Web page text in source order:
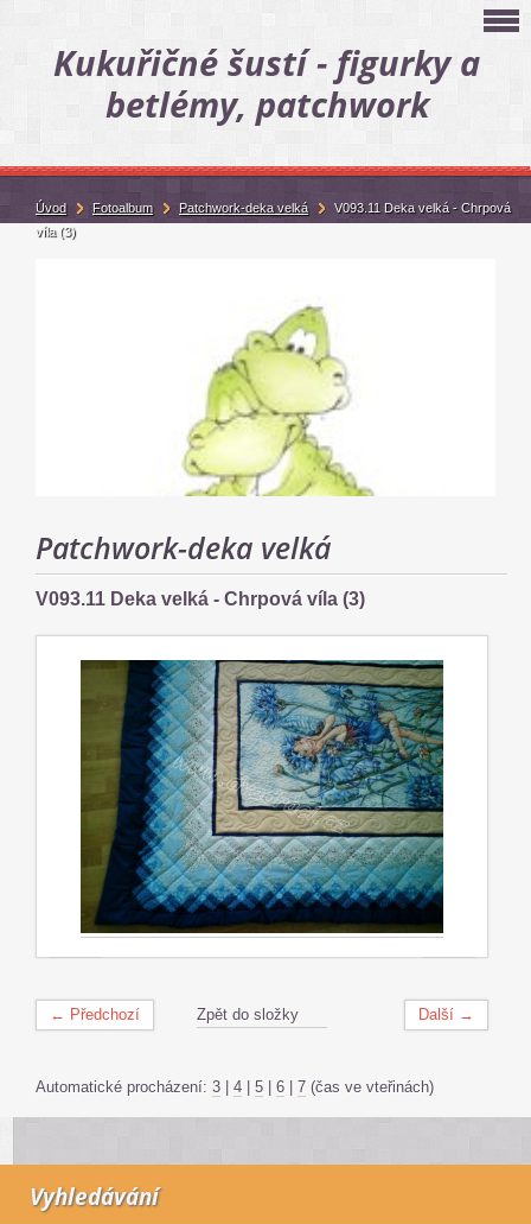
Kukuřičné šustí - figurky a
betlémy, patchwork
Patchwork-deka velká
V093.11 Deka velká - Chrpová víla (3)
← Předchozí Další →
Zpět do složky
Automatické procházení: 3 | 4 | 5 | 6 | 7 (čas ve vteřinách)
Vyhledávání
Úvod Fotoalbum Patchwork-deka velká
V093.11 Deka velká - Chrpová
víla (3)